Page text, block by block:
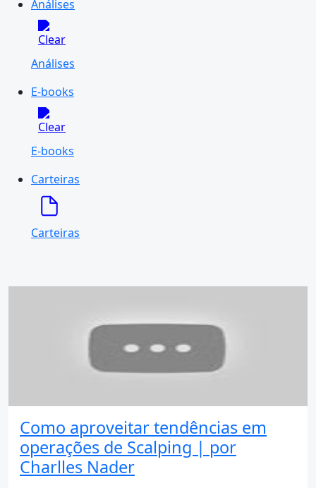
Análises
Análises
E-books
E-books
Carteiras
Carteiras
Como aproveitar tendências em
operações de Scalping | por
Charlles Nader